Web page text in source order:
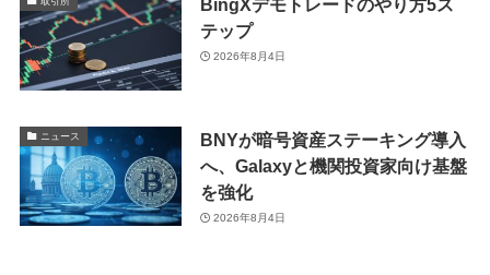
BingXデモトレードのやり方5ス
テップ
2026年8月4日
ニュース
BNYが暗号資産ステーキング導入
へ、Galaxyと機関投資家向け基盤
を強化
2026年8月4日